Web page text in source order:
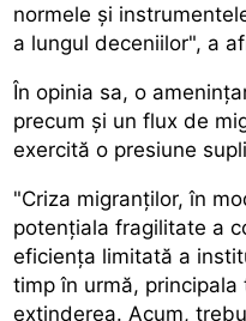
normele și
a lungul deceniilor", a
În opinia sa, o
precum și un flux de
exercită o presiune
"Criza migranților, în
potențiala fragilitate a
eficiența limitată a
timp în urmă,
extinderea. Acum,